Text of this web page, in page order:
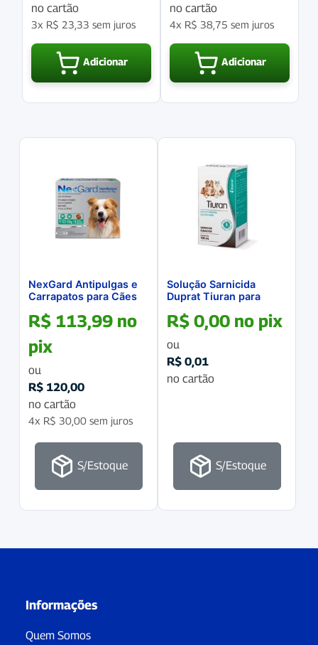
no cartão
3x R$ 23,33 sem juros
Adicionar
no cartão
4x R$ 38,75 sem juros
Adicionar
NexGard Antipulgas e
Carrapatos para Cães
com 1 comprimido
R$ 113,99 no
pix
ou
R$ 120,00
no cartão
4x R$ 30,00 sem juros
S/Estoque
Solução Sarnicida
Duprat Tiuran para
R$ 0,00 no pix
ou
R$ 0,01
no cartão
S/Estoque
Informações
Quem Somos